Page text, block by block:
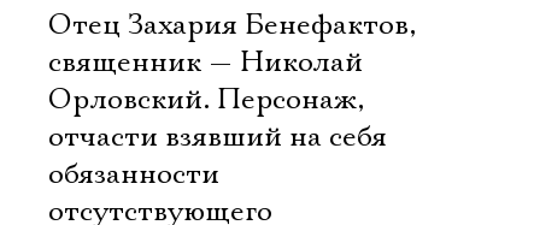
Отец Захария Бенефактов,
священник — Николай
Орловский. Персонаж,
отчасти взявший на себя
обязанности
отсутствующего